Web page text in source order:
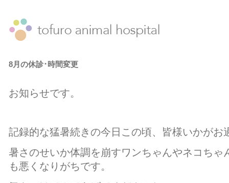
8月の休診･時間変更
お知らせです。
記録的な猛暑続きの今日この頃、皆様いかがお
暑さのせいか体調を崩すワンちゃんやネコちゃ
も悪くなりがちです。